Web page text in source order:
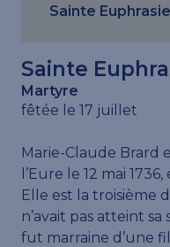
Sainte Euphrasie
Sainte
Martyre
fêtée le 17 juillet
Marie-Claude Brard
l’Eure le 12 mai
Elle est la troisième
n’avait pas atteint
fut marraine d’une